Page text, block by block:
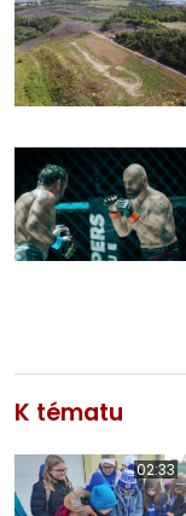
K tématu
02:33